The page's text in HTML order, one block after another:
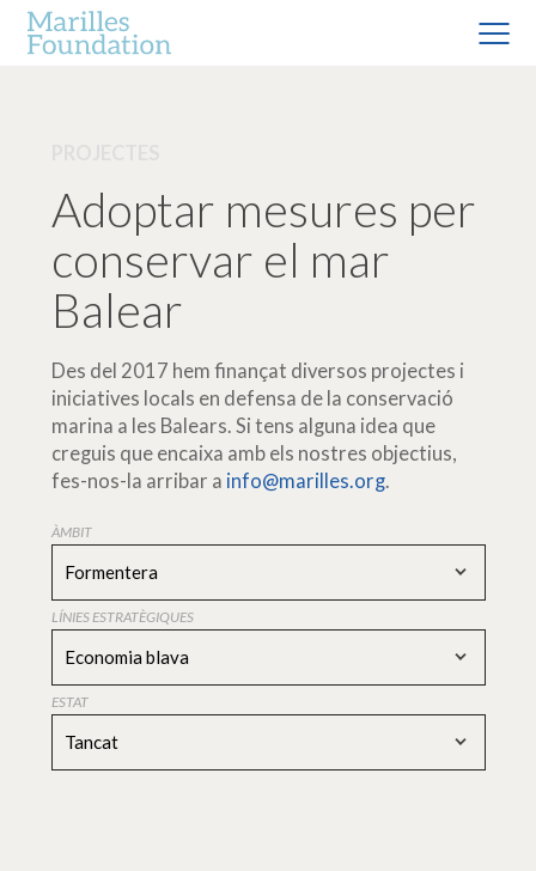
Adoptar mesures per
conservar el mar
Balear
Des del 2017 hem finançat diversos projectes i
iniciatives locals en defensa de la conservació
marina a les Balears. Si tens alguna idea que
creguis que encaixa amb els nostres objectius,
fes-nos-la arribar a info@marilles.org.
ÀMBIT
Formentera
LÍNIES ESTRATÈGIQUES
Economia blava
ESTAT
Tancat